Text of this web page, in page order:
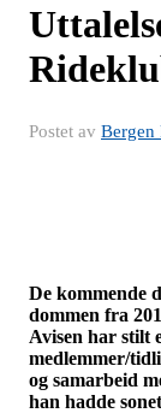
Postet av Bergen
De kommende
dommen fra
Avisen har stilt
medlemmer/
og samarbeid
han hadde